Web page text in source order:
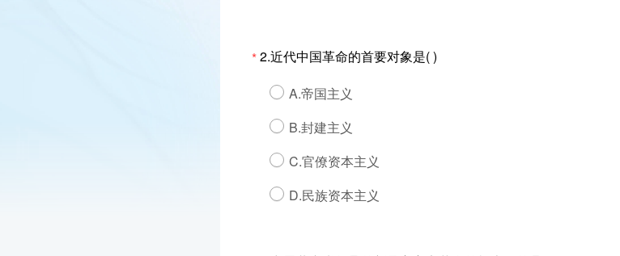
*2.近代中国革命的首要对象是( )
A.帝国主义
B.封建主义
C.官僚资本主义
D.民族资本主义